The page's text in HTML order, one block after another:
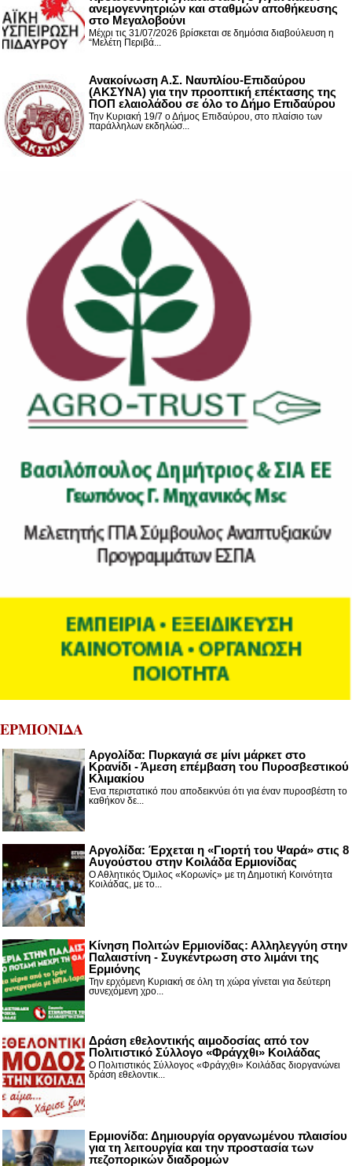
ανεμογεννητριών και σταθμών αποθήκευσης
στο Μεγαλοβούνι
Μέχρι τις 31/07/2026 βρίσκεται σε δημόσια διαβούλευση η
“Μελέτη Περιβά...
Ανακοίνωση Α.Σ. Ναυπλίου-Επιδαύρου
(ΑΚΣΥΝΑ) για την προοπτική επέκτασης της
ΠΟΠ ελαιολάδου σε όλο το Δήμο Επιδαύρου
Την Κυριακή 19/7 ο Δήμος Επιδαύρου, στο πλαίσιο των
παράλληλων εκδηλώσ...
ΕΡΜΙΟΝΙΔΑ
Αργολίδα: Πυρκαγιά σε μίνι μάρκετ στο
Κρανίδι - Άμεση επέμβαση του Πυροσβεστικού
Κλιμακίου
Ένα περιστατικό που αποδεικνύει ότι για έναν πυροσβέστη το
καθήκον δε...
Αργολίδα: Έρχεται η «Γιορτή του Ψαρά» στις 8
Αυγούστου στην Κοιλάδα Ερμιονίδας
Ο Αθλητικός Όμιλος «Κορωνίς» με τη Δημοτική Κοινότητα
Κοιλάδας, με το...
Κίνηση Πολιτών Ερμιονίδας: Αλληλεγγύη στην
Παλαιστίνη - Συγκέντρωση στο λιμάνι της
Ερμιόνης
Την ερχόμενη Κυριακή σε όλη τη χώρα γίνεται για δεύτερη
συνεχόμενη χρο...
Δράση εθελοντικής αιμοδοσίας από τον
Πολιτιστικό Σύλλογο «Φράγχθι» Κοιλάδας
Ο Πολιτιστικός Σύλλογος «Φράγχθι» Κοιλάδας διοργανώνει
δράση εθελοντικ...
Ερμιονίδα: Δημιουργία οργανωμένου πλαισίου
για τη λειτουργία και την προστασία των
πεζοπορικών διαδρομών